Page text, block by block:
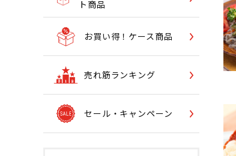
ト商品
お買い得！ケース商品
売れ筋ランキング
セール・キャンペーン